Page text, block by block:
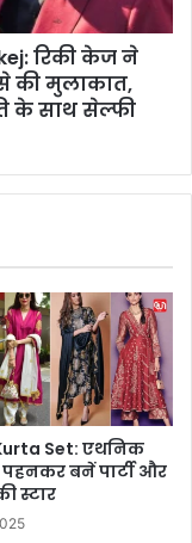
रिकी केज ने
से की मुलाकात,
के साथ सेल्फी
Set: एथनिक
पहनकर बनें पार्टी और
स्टार